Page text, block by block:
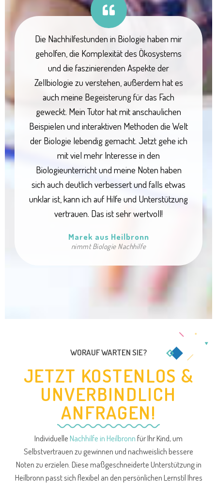
Die Nachhilfestunden in Biologie haben mir
geholfen, die Komplexität des Ökosystems
und die faszinierenden Aspekte der
Zellbiologie zu verstehen, außerdem hat es
auch meine Begeisterung für das Fach
geweckt. Mein Tutor hat mit anschaulichen
Beispielen und interaktiven Methoden die Welt
der Biologie lebendig gemacht. Jetzt gehe ich
mit viel mehr Interesse in den
Biologieunterricht und meine Noten haben
sich auch deutlich verbessert und falls etwas
unklar ist, kann ich auf Hilfe und Unterstützung
vertrauen. Das ist sehr wertvoll!
Marek aus Heilbronn
nimmt Biologie Nachhilfe
WORAUF WARTEN SIE?
JETZT KOSTENLOS &
UNVERBINDLICH
ANFRAGEN!
IndividuelleNachhilfe in Heilbronnfür Ihr Kind, um
Selbstvertrauen zu gewinnen und nachweislich bessere
Noten zu erzielen. Diese maßgeschneiderte Unterstützung in
Heilbronn passt sich flexibel an den persönlichen Lernstil Ihres